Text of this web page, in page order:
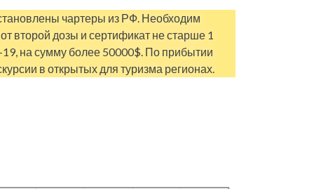
чартеры из РФ. Необходим
второй дозы и сертификат не старше 1
на сумму более 50000$. По прибытии
в открытых для туризма регионах.